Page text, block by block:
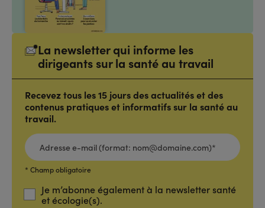
La newsletter qui informe les
dirigeants sur la santé au travail
Recevez tous les 15 jours des actualités et des
contenus pratiques et informatifs sur la santé au
travail.
ADRESSE
E-
MAIL
(FORMAT:
NOM@DOMAINE.COM)*
* Champ obligatoire
Je m’abonne également à la newsletter santé
et écologie(s).